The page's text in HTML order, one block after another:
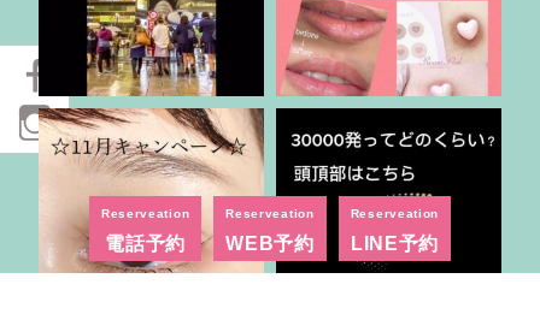
Reserveation
電話予約
Reserveation
WEB予約
Reserveation
LINE予約